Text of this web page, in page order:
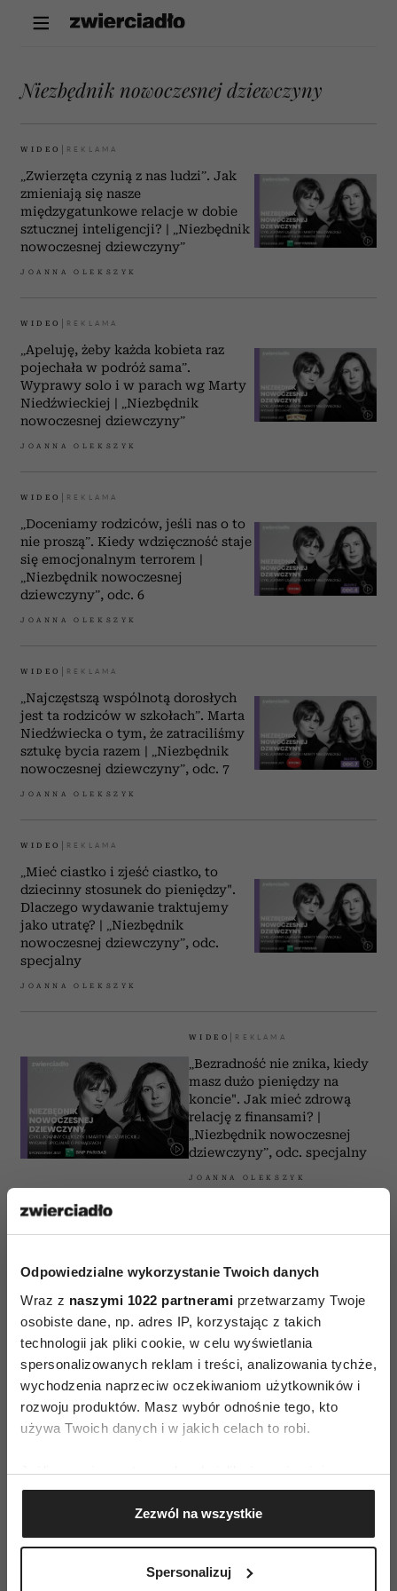
Odpowiedzialne wykorzystanie Twoich danych
Wraz z naszymi 1022 partnerami przetwarzamy Twoje
osobiste dane, np. adres IP, korzystając z takich
technologii jak pliki cookie, w celu wyświetlania
spersonalizowanych reklam i treści, analizowania tychże,
wychodzenia naprzeciw oczekiwaniom użytkowników i
rozwoju produktów. Masz wybór odnośnie tego, kto
używa Twoich danych i w jakich celach to robi.
Jeśli wyrazisz na to zgodę, chcielibyśmy również:
Gromadzić dane dotyczące Twojej lokalizacji
geograficznej z dokładnością nawet do kilku metrów
Identyfikować Twoje urządzenie, aktywnie
(fingerprinting, czyli wirtualny odcisk palca)
Zezwól na wszystkie
Spersonalizuj
Niezbędnik nowoczesnej dziewczyny
WIDEO
„Zwierzęta czynią z nas ludzi”. Jak
zmieniają się nasze
międzygatunkowe relacje w dobie
sztucznej inteligencji? | „Niezbędnik
nowoczesnej dziewczyny”
JOANNA OLEKSZYK
WIDEO
„Apeluję, żeby każda kobieta raz
pojechała w podróż sama”.
Wyprawy solo i w parach wg Marty
Niedźwieckiej | „Niezbędnik
nowoczesnej dziewczyny”
JOANNA OLEKSZYK
WIDEO
„Doceniamy rodziców, jeśli nas o to
nie proszą”. Kiedy wdzięczność staje
się emocjonalnym terrorem |
„Niezbędnik nowoczesnej
dziewczyny”, odc. 6
JOANNA OLEKSZYK
WIDEO
„Najczęstszą wspólnotą dorosłych
jest ta rodziców w szkołach”. Marta
Niedźwiecka o tym, że zatraciliśmy
sztukę bycia razem | „Niezbędnik
nowoczesnej dziewczyny”, odc. 7
JOANNA OLEKSZYK
WIDEO
„Mieć ciastko i zjeść ciastko, to
dziecinny stosunek do pieniędzy".
Dlaczego wydawanie traktujemy
jako utratę? | „Niezbędnik
nowoczesnej dziewczyny”, odc.
specjalny
JOANNA OLEKSZYK
WIDEO
„Bezradność nie znika, kiedy
masz dużo pieniędzy na
koncie". Jak mieć zdrową
relację z finansami? |
„Niezbędnik nowoczesnej
dziewczyny”, odc. specjalny
JOANNA OLEKSZYK
sexy". Jak być atrakcyjną i
„Niezbędnik nowoczesnej
dziewczyny”, odc. 5
JOANNA OLEKSZYK
WIDEO
„Wewnętrzny krytyk to najczęściej
WIDEO
„Niezbędnik nowoczesnej